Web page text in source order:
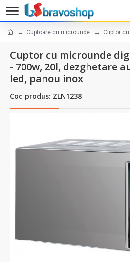
Cuptoare cu microunde Cuptor
Cuptor cu microunde
- 700w, 20l, dezghetare
led, panou inox
Cod produs: ZLN1238